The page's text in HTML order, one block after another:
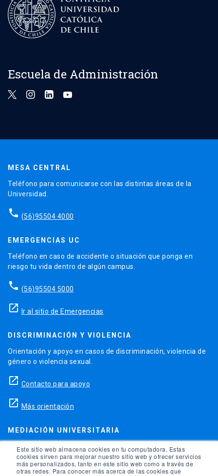
Este sitio web almacena cookies en tu computadora. Estas
cookies sirven para mejorar nuestro sitio web y ofrecer servicios
más personalizados, tanto en este sitio web como a través de
otras redes. Para conocer más acerca de las cookies que
Escuela de Administración
MESA CENTRAL
Teléfono para comunicarse con las distintas áreas de la
Universidad.
phone (56)95504 4000
EMERGENCIAS UC
Teléfono en caso de accidente o situación que ponga en
riesgo tu vida dentro de algún campus.
phone (56)95504 5000
launch Ir al sitio de Emergencias
DISCRIMINACIÓN Y VIOLENCIA
Orientación y apoyo en casos de discriminación, violencia de
género o violencia sexual.
launch Contacto para apoyo
launch Más orientación
MEDIACIÓN UNIVERSITARIA
Teléfonos para orientación y consejo si se ha vulnerado
alguno de tus derechos en la universidad.